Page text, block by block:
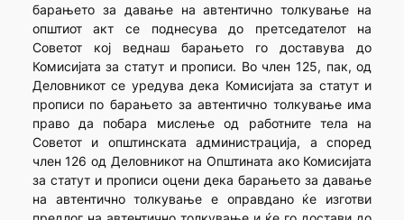
барањето за давање на автентично толкување на
општиот акт се поднесува до претседателот на
Советот кој веднаш барањето го доставува до
Комисијата за статут и прописи. Во член 125, пак, од
Деловникот се уредува дека Комисијата за статут и
прописи по барањето за автентично толкување има
право да побара мислење од работните тела на
Советот и општинската администрација, а според
член 126 од Деловникот на Општината ако Комисијата
за статут и прописи оцени дека барањето за давање
на автентично толкување е оправдано ќе изготви